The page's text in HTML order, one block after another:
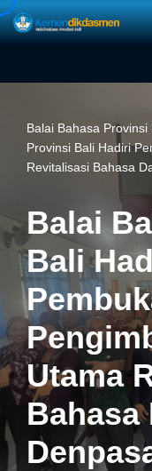
Balai Bahasa Provinsi
Provinsi Bali Hadiri
Revitalisasi Bahasa
Balai
Bali
Utama
Bahasa